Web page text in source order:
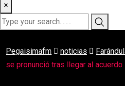
×
Pegaisimafm noticias
se pronunció tras llegar al